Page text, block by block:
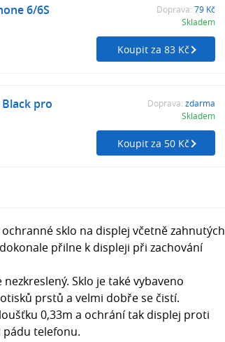
6/6S
Doprava: 79 Kč
Skladem
Koupit za 83 Kč
pro
Doprava: zdarma
Skladem
Koupit za 50 Kč
sklo na displej včetně zahnutých
přilne k displeji při zachování
Sklo je také vybaveno
prstů a velmi dobře se čistí.
0,33m a ochrání tak displej proti
telefonu.